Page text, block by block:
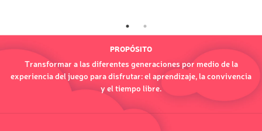
PROPÓSITO
Transformar a las diferentes generaciones por medio de la
experiencia del juego para disfrutar: el aprendizaje, la convivencia
y el tiempo libre.